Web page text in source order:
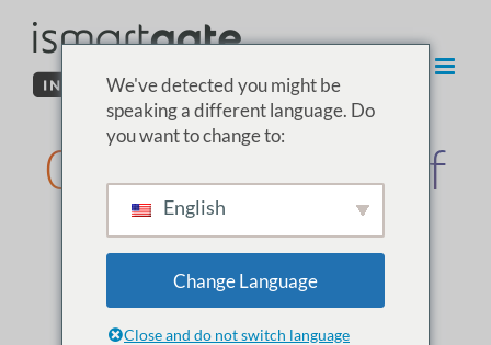
indhold
03. Installation af
sensoren i
garagen
We've detected you might be
speaking a different language. Do
you want to change to:
English
Change Language
Close and do not switch language